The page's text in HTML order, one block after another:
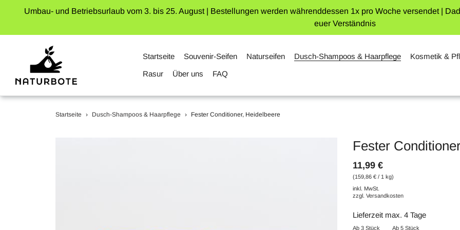
Umbau- und Betriebsurlaub vom 3. bis 25. August | Bestellungen werden währenddessen 1x pro Woche versendet |
euer Verständnis
Startseite Souvenir-Seifen Naturseifen Dusch-Shampoos & Haarpflege Kosmetik &
Rasur
Über uns FAQ
Startseite › Dusch-Shampoos & Haarpflege › Fester Conditioner, Heidelbeere
Fester
11,99 €
(159,86 € / 1 kg)
inkl. MwSt.
zzgl. Versandkosten
Lieferzeit max. 4 Tage
Ab 3 Stück Ab 5 Stück